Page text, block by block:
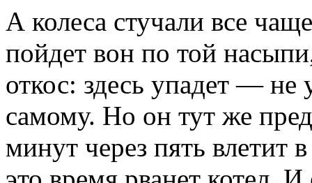
А колеса стучали все
пойдет вон по той
откос: здесь упадет — не
самому. Но он тут же
минут через пять влетит